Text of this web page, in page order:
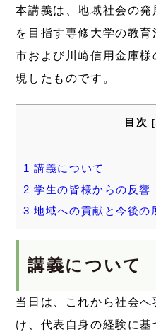
本講義は、地域社会の発
を目指す専修大学の教育
市および川崎信用金庫
現したものです。
目次 [
1 講義について
2 学生の皆様からの反響
3 地域への貢献と今後の
講義について
当日は、これから社会
け、代表自身の経験に基